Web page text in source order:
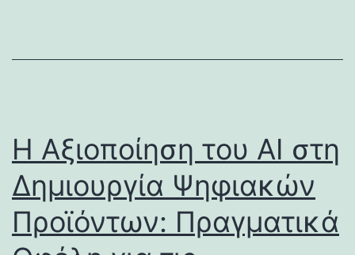
Η Αξιοποίηση του AI στη
Δημιουργία Ψηφιακών
Προϊόντων: Πραγματικά